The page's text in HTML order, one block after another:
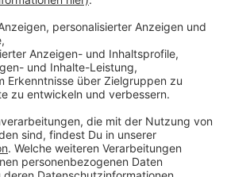
Ochtrup. So wie es aussieht wurde
Abflämmen von Unkraut mit einem
Gegen halb drei gingen bei der
Anrufe ein. Zuerst hieß es, bei
dann ging auch eine
Hauptgebäude in Flammen
der Feuerwehr konnten aber
das auch die Verkaufsräume und
Roller Feuer fingen. Schwierig war